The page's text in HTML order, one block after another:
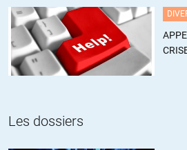
ukraines, passages obligés des
je dirait qu’il aime bien pousser au
permet ainsi de pousser l’état à
s’accrochent pompent tout et dont on
comme Dassault.
dans le monde, c’est comme les
Les dossiers